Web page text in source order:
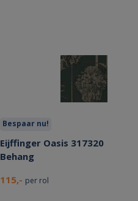
Bespaar nu!
Eijffinger Oasis 317320
Behang
115,- per rol